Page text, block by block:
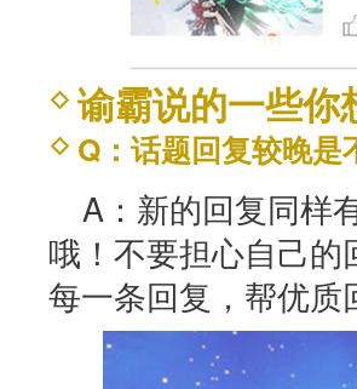
谕霸说的一些你
Q：话题回复较晚
A：新的回复同样
哦！不要担心自己
每一条回复，帮优质